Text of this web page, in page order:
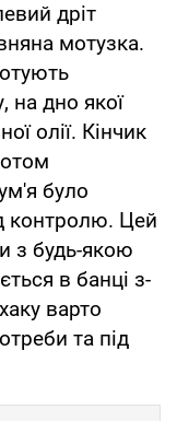
дріт
мотузка.
на дно якої
олії. Кінчик
було
контролю. Цей
з будь-якою
в банці з-
варто
та під